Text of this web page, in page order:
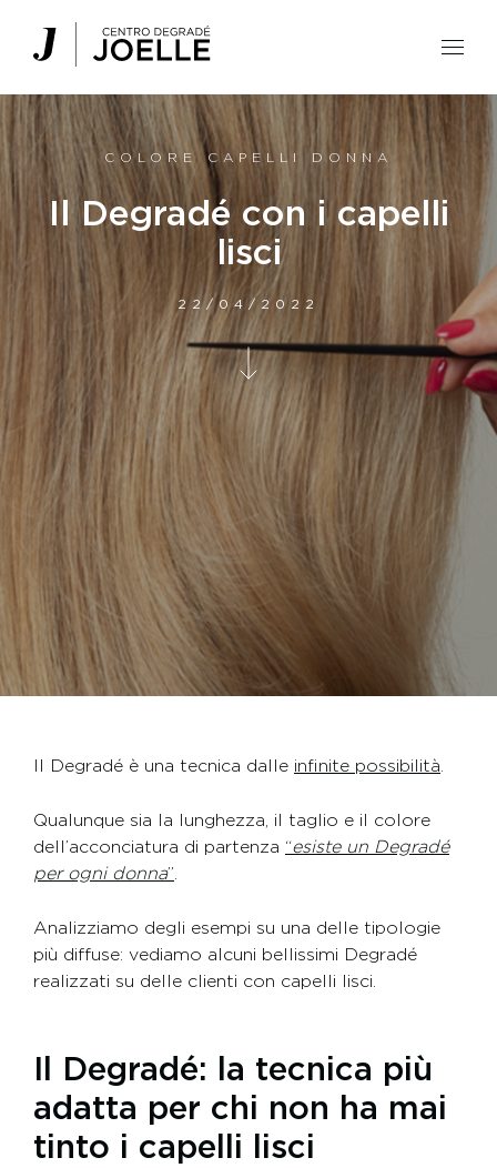
Centro Degradé Joelle Parrucchieri
COLORE CAPELLI DONNA
Il Degradé con i capelli
lisci
22/04/2022
Il Degradé è una tecnica dalle infinite possibilità.
Qualunque sia la lunghezza, il taglio e il colore
dell’acconciatura di partenza “esiste un Degradé
per ogni donna”.
Analizziamo degli esempi su una delle tipologie
più diffuse: vediamo alcuni bellissimi Degradé
realizzati su delle clienti con capelli lisci.
Il Degradé: la tecnica più
adatta per chi non ha mai
tinto i capelli lisci